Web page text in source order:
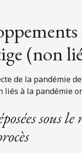
(non
de la pandémie
liés à la pandémie
sous